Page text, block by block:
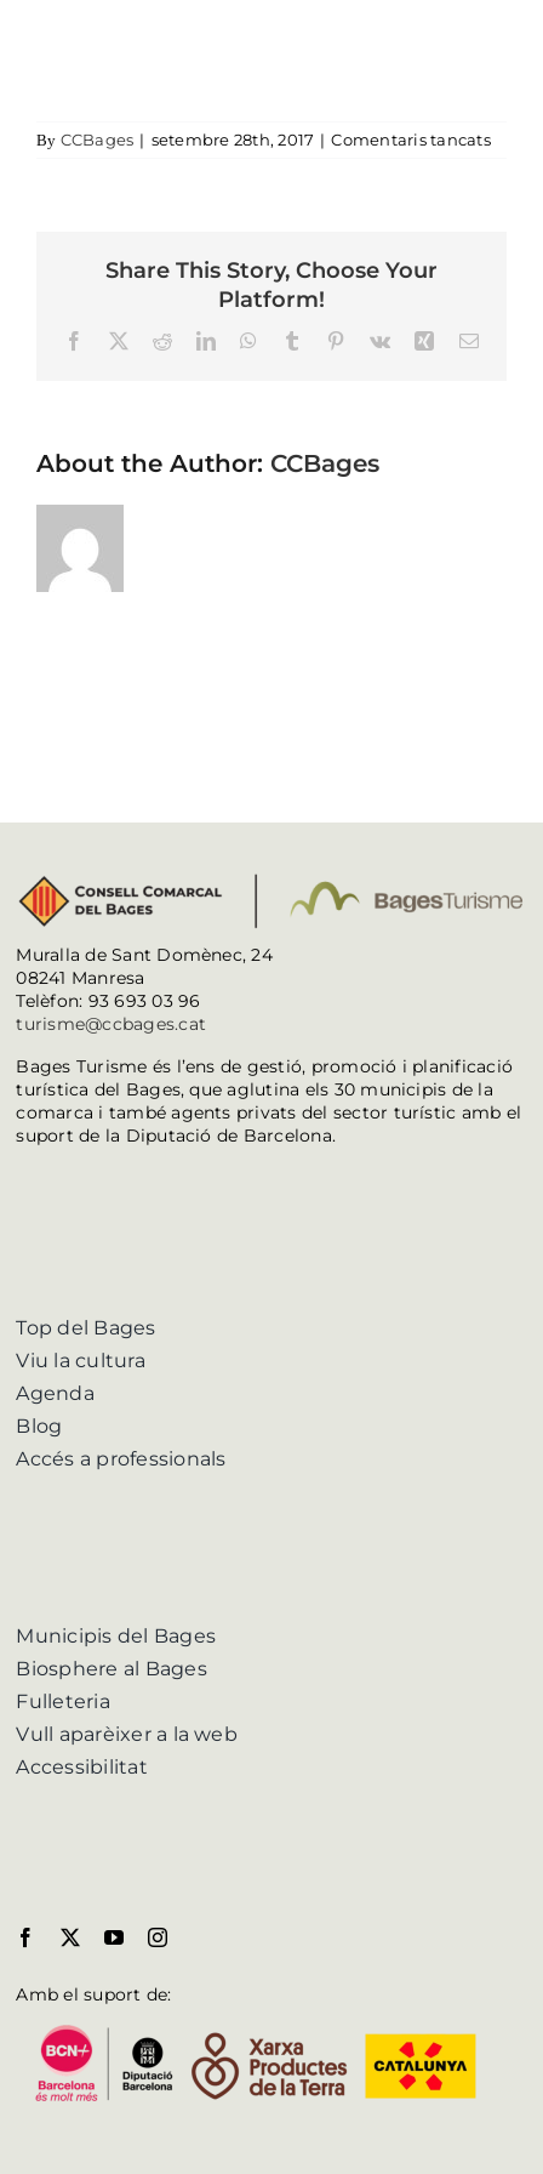
By CCBages | setembre 28th, 2017 | Comentaris tancatsa 1
Share This Story, Choose Your
Platform!
FacebookRedditLinkedInWhatsApp
TumblrPinterest
Vk XingEmail
About the Author: CCBages
Muralla de Sant Domènec, 24
08241 Manresa
Telèfon: 93 693 03 96
turisme@ccbages.cat
Bages Turisme és l’ens de gestió, promoció i planificació
turística del Bages, que aglutina els 30 municipis de la
comarca i també agents privats del sector turístic amb el
suport de la Diputació de Barcelona.
Top del Bages
Viu la cultura
Agenda
Blog
Accés a professionals
Municipis del Bages
Biosphere al Bages
Fulleteria
Vull aparèixer a la web
Accessibilitat
Amb el suport de: